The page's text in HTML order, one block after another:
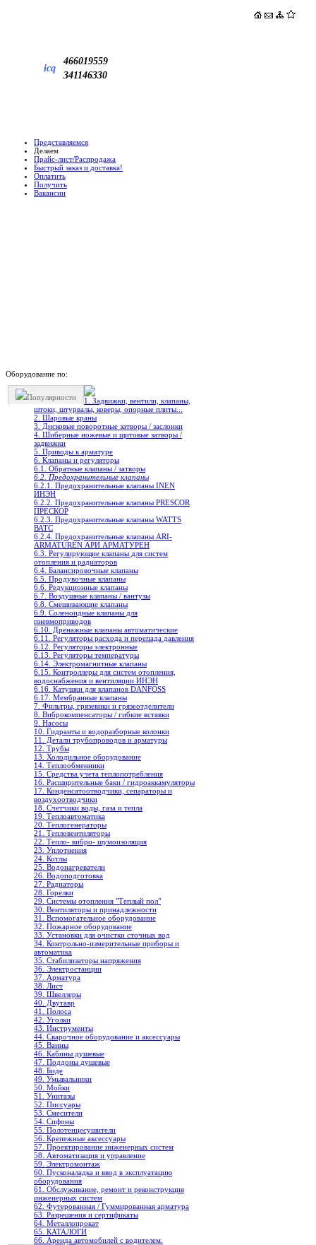
icq
466019559
341146330
Представляемся
Делаем
Прайс-лист/Распродажа
Быстрый заказ и доставка!
Оплатить
Получить
Вакансии
Оборудование по:
Популярности
1. Задвижки, вентили, клапаны,
штоки, штурвалы, коверы, опорные плиты...
2. Шаровые краны
3. Дисковые поворотные затворы / заслонки
4. Шиберные ножевые и щитовые затворы /
задвижки
5. Приводы к арматуре
6. Клапаны и регуляторы
6.1. Обратные клапаны / затворы
6.2. Предохранительные клапаны
6.2.1. Предохранительные клапаны INEN
ИНЭН
6.2.2. Предохранительные клапаны PRESCOR
ПРЕСКОР
6.2.3. Предохранительные клапаны WATTS
ВАТС
6.2.4. Предохранительные клапаны ARI-
ARMATUREN АРИ АРМАТУРЕН
6.3. Регулирующие клапаны для систем
отопления и радиаторов
6.4. Балансировочные клапаны
6.5. Продувочные клапаны
6.6. Редукционные клапаны
6.7. Воздушные клапаны / вантузы
6.8. Смешивающие клапаны
6.9. Соленоидные клапаны для
пневмоприводов
6.10. Дренажные клапаны автоматические
6.11. Регуляторы расхода и перепада давления
6.12. Регуляторы электронные
6.13. Регуляторы температуры
6.14. Электромагнитные клапаны
6.15. Контроллеры для систем отопления,
водоснабжения и вентиляции ИНЭН
6.16. Катушки для клапанов DANFOSS
6.17. Мембранные клапаны
7. Фильтры, грязевики и грязеотделители
8. Виброкомпенсаторы / гибкие вставки
9. Насосы
10. Гидранты и водоразборные колонки
11. Детали трубопроводов и арматуры
12. Трубы
13. Холодильное oборудование
14. Теплообменники
15. Средства учета теплопотребления
16. Расширительные баки / гидроаккамуляторы
17. Конденсатоотводчики, сепараторы и
воздухоотводчики
18. Счетчики воды, газа и тепла
19. Теплоавтоматика
20. Теплогенераторы
21. Тепловентиляторы
22. Тепло- вибро- шумоизоляция
23. Уплотнения
24. Котлы
25. Водонагреватели
26. Водоподготовка
27. Радиаторы
28. Горелки
29. Системы отопления "Теплый пол"
30. Вентиляторы и принадлежности
31. Вспомогательное оборудование
32. Пожарное оборудование
33. Установки для очистки сточных вод
34. Контрольно-измерительные приборы и
автоматика
35. Стабилизаторы напряжения
36. Электростанции
37. Арматура
38. Лист
39. Швеллеры
40. Двутавр
41. Полоса
42. Уголки
43. Инструменты
44. Сварочное оборудование и аксессуары
45. Ванны
46. Кабины душевые
47. Поддоны душевые
48. Биде
49. Умывальники
50. Мойки
51. Унитазы
52. Писсуары
53. Смесители
54. Сифоны
55. Полотенцесушители
56. Крепежные аксессуары
57. Проектирование инженерных систем
58. Автоматизация и управление
59. Электромонтаж
60. Пусконаладка и ввод в эксплуатацию
оборудования
61. Обслуживание, ремонт и реконструкция
инженерных систем
62. Футерованная / Гуммированная арматура
63. Разрешения и сертификаты
64. Металлопрокат
65. КАТАЛОГИ
66. Аренда автомобилей с водителем.